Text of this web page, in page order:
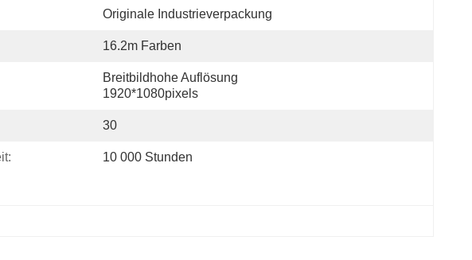
Originale Industrieverpackung
16.2m Farben
Breitbildhohe Auflösung
1920*1080pixels
30
10 000 Stunden